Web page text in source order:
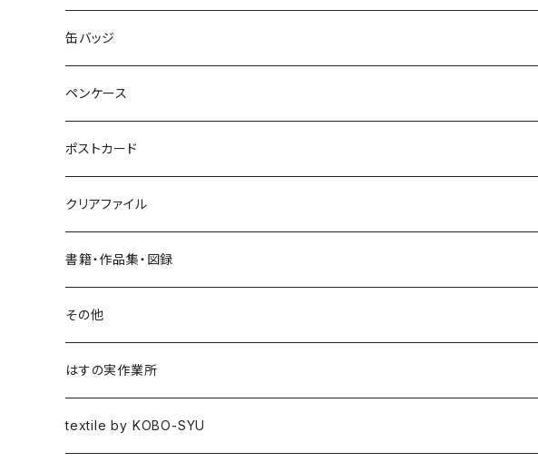
ポニーフック
ブローチ
缶バッジ
ペンケース
ポストカード
クリアファイル
書籍・作品集・図録
書籍
作品集
図録
その他
はすの実作業所
textile by KOBO-SYU